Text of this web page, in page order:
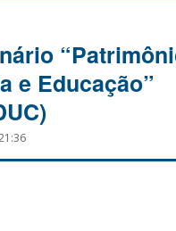
e Educação”